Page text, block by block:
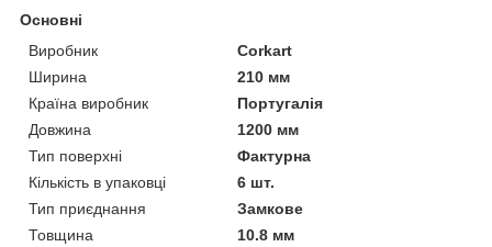
Основні
Виробник
Corkart
Ширина
210 мм
Країна виробник
Португалія
Довжина
1200 мм
Тип поверхні
Фактурна
Кількість в упаковці
6 шт.
Тип приєднання
Замкове
Товщина
10.8 мм